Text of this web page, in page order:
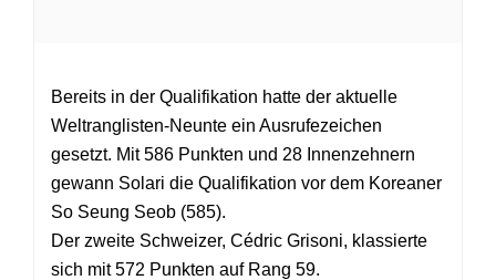
Bereits in der Qualifikation hatte der aktuelle
Weltranglisten-Neunte ein Ausrufezeichen
gesetzt. Mit 586 Punkten und 28 Innenzehnern
gewann Solari die Qualifikation vor dem Koreaner
So Seung Seob (585).
Der zweite Schweizer, Cédric Grisoni, klassierte
sich mit 572 Punkten auf Rang 59.